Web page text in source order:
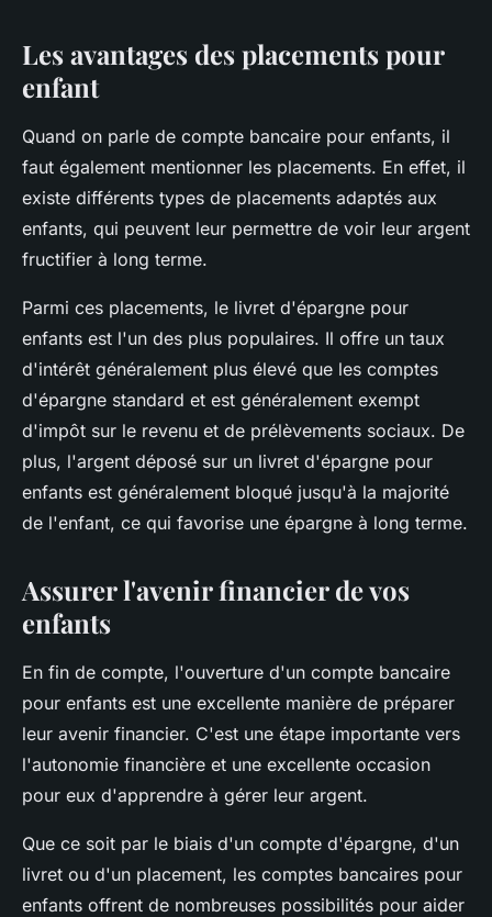
Les avantages des placements pour
enfant
Quand on parle de compte bancaire pour enfants, il
faut également mentionner les placements. En effet, il
existe différents types de placements adaptés aux
enfants, qui peuvent leur permettre de voir leur argent
fructifier à long terme.
Parmi ces placements, le livret d'épargne pour
enfants est l'un des plus populaires. Il offre un taux
d'intérêt généralement plus élevé que les comptes
d'épargne standard et est généralement exempt
d'impôt sur le revenu et de prélèvements sociaux. De
plus, l'argent déposé sur un livret d'épargne pour
enfants est généralement bloqué jusqu'à la majorité
de l'enfant, ce qui favorise une épargne à long terme.
Assurer l'avenir financier de vos
enfants
En fin de compte, l'ouverture d'un compte bancaire
pour enfants est une excellente manière de préparer
leur avenir financier. C'est une étape importante vers
l'autonomie financière et une excellente occasion
pour eux d'apprendre à gérer leur argent.
Que ce soit par le biais d'un compte d'épargne, d'un
livret ou d'un placement, les comptes bancaires pour
enfants offrent de nombreuses possibilités pour aider